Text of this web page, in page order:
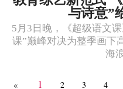
与诗意”
5月3日晚，《超级语文
课”巅峰对决为整季画下
海
« 1 2 3 4